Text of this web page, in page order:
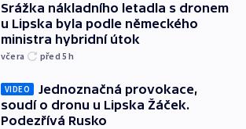
Srážka nákladního letadla s dronem
u Lipska byla podle německého
ministra hybridní útok
včera před 5h
VIDEO
Jednoznačná provokace,
soudí o dronu u Lipska Žáček.
Podezřívá Rusko